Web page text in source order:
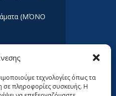
τεχνολογίες όπως τα
σε πληροφορίες συσκευής. Η
(ΜΌΝΟ